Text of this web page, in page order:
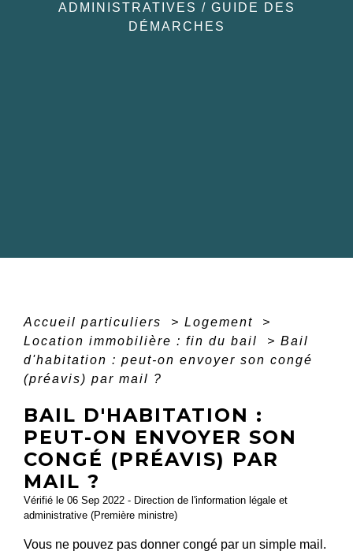
ADMINISTRATIVES / GUIDE DES
DÉMARCHES
Accueil particuliers > Logement
>
Location immobilière : fin du bail
> Bail
d'habitation : peut-on envoyer son congé
(préavis) par mail ?
BAIL D'HABITATION :
PEUT-ON ENVOYER SON
CONGÉ (PRÉAVIS) PAR
MAIL ?
Vérifié le 06 Sep 2022 - Direction de l'information légale et
administrative (Première ministre)
Vous ne pouvez pas donner congé par un simple mail.